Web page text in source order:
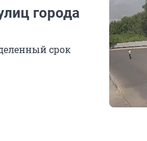
города
срок